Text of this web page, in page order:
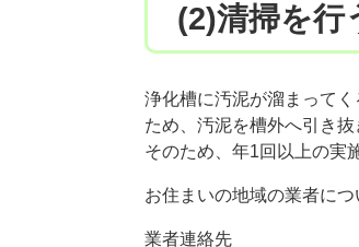
(2)清掃を行
浄化槽に汚泥が溜まって
ため、汚泥を槽外へ引き
そのため、年1回以上の実
お住まいの地域の業者につ
業者連絡先